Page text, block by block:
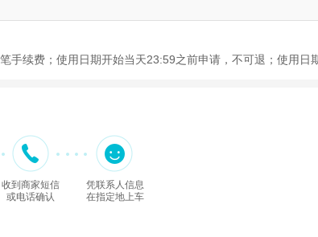
续费；使用日期开始当天23:59之前申请，不可退；使用日
收到商家短信
或电话确认
凭联系人信息
在指定地上车